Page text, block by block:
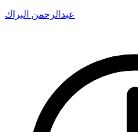
عبدالرحمن البراك